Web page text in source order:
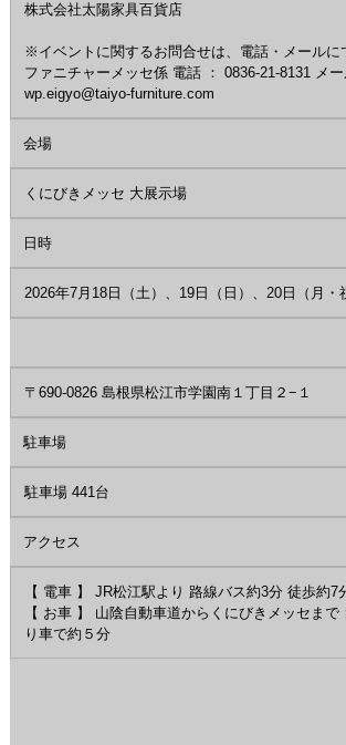
株式会社太陽家具百貨店
※イベントに関するお問合せは、電話・メールに
ファニチャーメッセ係 電話 ： 0836-21-8131 メー
wp.eigyo@taiyo-furniture.com
会場
くにびきメッセ 大展示場
日時
2026年7月18日（土）、19日（日）、20日（月・
〒690-0826 島根県松江市学園南１丁目２−１
駐車場
駐車場 441台
アクセス
【 電車 】 JR松江駅より 路線バス約3分 徒歩約7
【 お車 】 山陰自動車道からくにびきメッセまで
り車で約５分